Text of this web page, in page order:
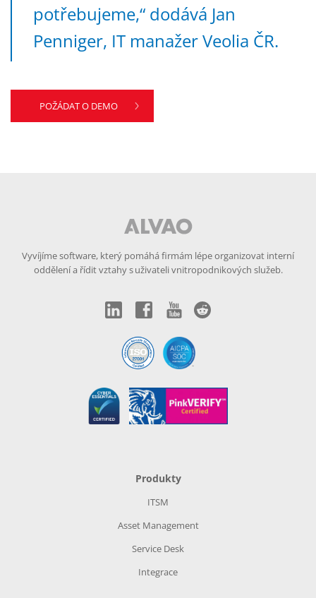
potřebujeme,“ dodává Jan
Penniger, IT manažer Veolia ČR.
POŽÁDAT O DEMO
Vyvíjíme software, který pomáhá firmám lépe organizovat interní
oddělení a řídit vztahy s uživateli vnitropodnikových služeb.
Produkty
ITSM
Asset Management
Service Desk
Integrace